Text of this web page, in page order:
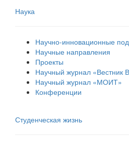
Наука
Научно-инновационные
Научные направления
Проекты
Научный журнал «Вестник
Научный журнал «МОИТ»
Конференции
Студенческая жизнь